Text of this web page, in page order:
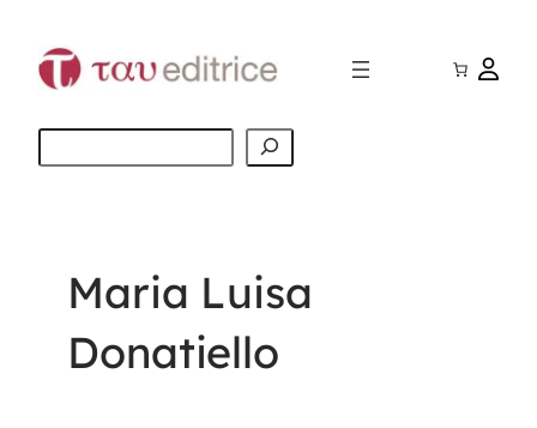
contenuto
Cerca
Maria Luisa
Donatiello